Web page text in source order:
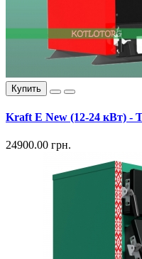
Купить
Kraft E New (12-24 кВт) -
24900.00 грн.